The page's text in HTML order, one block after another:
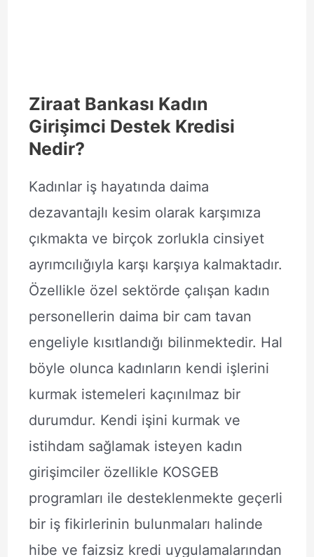
Ziraat Bankası Kadın
Girişimci Destek Kredisi
Nedir?
Kadınlar iş hayatında daima
dezavantajlı kesim olarak karşımıza
çıkmakta ve birçok zorlukla cinsiyet
ayrımcılığıyla karşı karşıya kalmaktadır.
Özellikle özel sektörde çalışan kadın
personellerin daima bir cam tavan
engeliyle kısıtlandığı bilinmektedir. Hal
böyle olunca kadınların kendi işlerini
kurmak istemeleri kaçınılmaz bir
durumdur. Kendi işini kurmak ve
istihdam sağlamak isteyen kadın
girişimciler özellikle KOSGEB
programları ile desteklenmekte geçerli
bir iş fikirlerinin bulunmaları halinde
hibe ve faizsiz kredi uygulamalarından